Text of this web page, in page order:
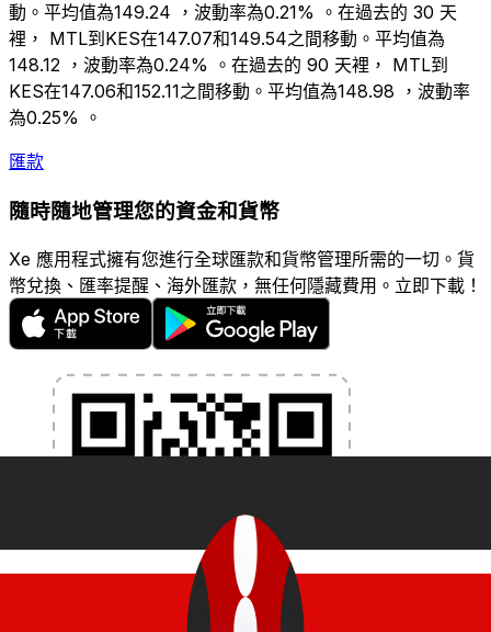
動。平均值為149.24 ，波動率為0.21% 。在過去的 30 天
裡， MTL到KES在147.07和149.54之間移動。平均值為
148.12 ，波動率為0.24% 。在過去的 90 天裡， MTL到
KES在147.06和152.11之間移動。平均值為148.98 ，波動率
為0.25% 。
匯款
隨時隨地管理您的資金和貨幣
Xe 應用程式擁有您進行全球匯款和貨幣管理所需的一切。貨
幣兌換、匯率提醒、海外匯款，無任何隱藏費用。立即下載！